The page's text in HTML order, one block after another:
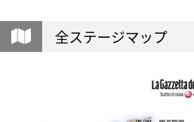
全ステージマップ